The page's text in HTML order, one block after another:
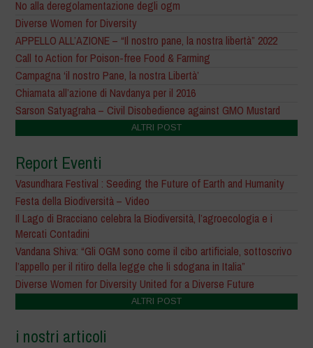
No alla deregolamentazione degli ogm
Diverse Women for Diversity
APPELLO ALL’AZIONE – “Il nostro pane, la nostra libertà” 2022
Call to Action for Poison-free Food & Farming
Campagna ‘il nostro Pane, la nostra Libertà’
Chiamata all’azione di Navdanya per il 2016
Sarson Satyagraha – Civil Disobedience against GMO Mustard
ALTRI POST
Report Eventi
Vasundhara Festival : Seeding the Future of Earth and Humanity
Festa della Biodiversità – Video
Il Lago di Bracciano celebra la Biodiversità, l’agroecologia e i
Mercati Contadini
Vandana Shiva: “Gli OGM sono come il cibo artificiale, sottoscrivo
l’appello per il ritiro della legge che li sdogana in Italia”
Diverse Women for Diversity United for a Diverse Future
ALTRI POST
i nostri articoli